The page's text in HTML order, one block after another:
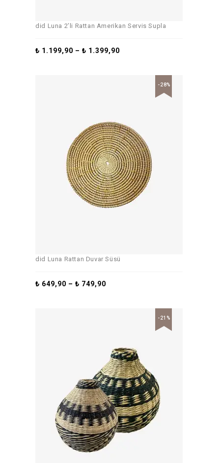
did Luna 2’li Rattan Amerikan Servis Supla
₺ 1.199,90 –₺ 1.399,90
-28%
did Luna Rattan Duvar Süsü
₺ 649,90 –₺ 749,90
-21%